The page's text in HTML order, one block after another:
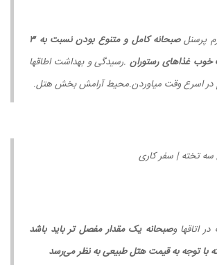
پرسنل
صبحانه کامل و متنوع بودن نسبت به ۳
خوب غذاهای رستوران .رسیدگی و بهداشت اطاقها
در اسرع وقت میاوردن.محیط آرامش بخش هتل.
سه تخته | سفر کاری
اتاقها وصبحانه یک مقدار مفصل تر باید باشد
با توجه به قیمت هتل طبیعی به نظر می‌رسد